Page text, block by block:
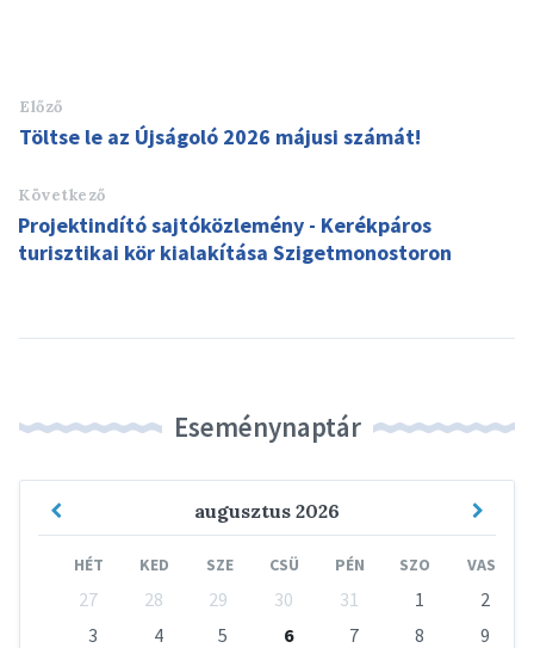
Előző
Töltse le az Újságoló 2026 májusi számát!
Következő
Projektindító sajtóközlemény - Kerékpáros
turisztikai kör kialakítása Szigetmonostoron
Eseménynaptár
augusztus 2026
Previous
HÉT KED SZE CSÜ PÉN SZO VAS
calendar
27 28 29 30 31 1
2
3
4 5 6 7 8
9